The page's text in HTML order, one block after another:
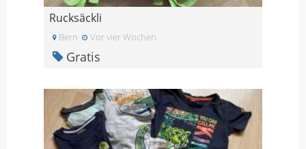
Rucksäckli
Bern Vor vier Wochen
Gratis